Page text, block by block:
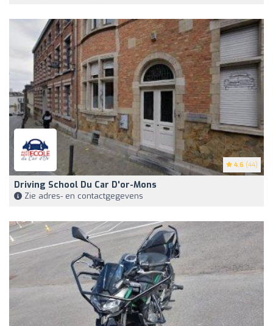
4.6 (44)
Driving School Du Car D'or-Mons
Zie adres- en contactgegevens